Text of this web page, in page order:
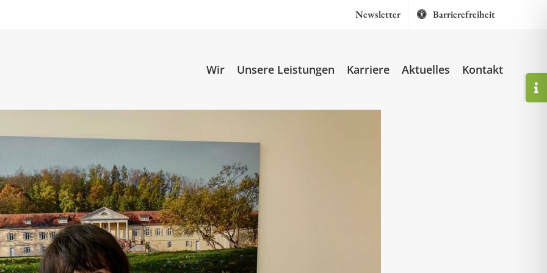
Newsletter Barrierefreiheit
Wir Unsere Leistungen Karriere Aktuelles Kontakt